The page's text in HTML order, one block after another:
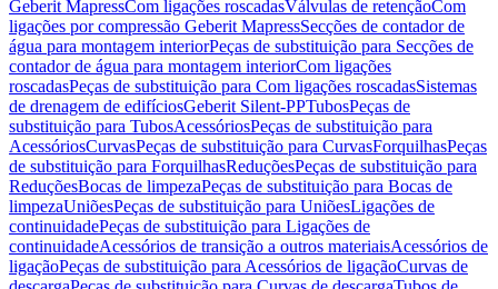
Geberit MapressCom ligações roscadasVálvulas de retençãoCom
ligações por compressão Geberit MapressSecções de contador de
água para montagem interiorPeças de substituição para Secções de
contador de água para montagem interiorCom ligações
roscadasPeças de substituição para Com ligações roscadasSistemas
de drenagem de edifíciosGeberit Silent-PPTubosPeças de
substituição para TubosAcessóriosPeças de substituição para
AcessóriosCurvasPeças de substituição para CurvasForquilhasPeças
de substituição para ForquilhasReduçõesPeças de substituição para
ReduçõesBocas de limpezaPeças de substituição para Bocas de
limpezaUniõesPeças de substituição para UniõesLigações de
continuidadePeças de substituição para Ligações de
continuidadeAcessórios de transição a outros materiaisAcessórios de
ligaçãoPeças de substituição para Acessórios de ligaçãoCurvas de